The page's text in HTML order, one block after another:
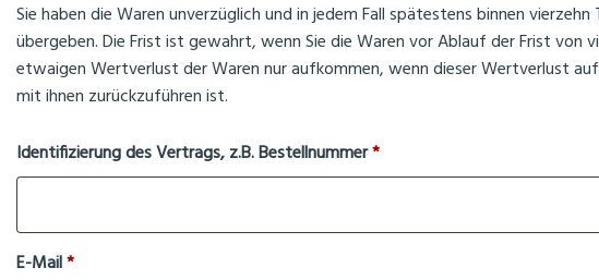
Sie haben die Waren unverzüglich und in jedem Fall spätestens binnen
übergeben. Die Frist ist gewahrt, wenn Sie die Waren vor Ablauf der Frist von
etwaigen Wertverlust der Waren nur aufkommen, wenn dieser Wertverlust
mit ihnen zurückzuführen ist.
Identifizierung des Vertrags, z.B. Bestellnummer*
E-Mail*